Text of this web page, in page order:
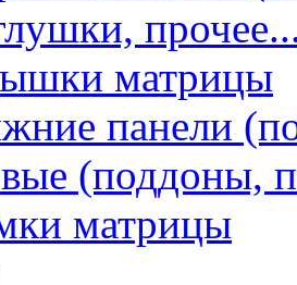
матрицы
панели
(поддоны,
матрицы